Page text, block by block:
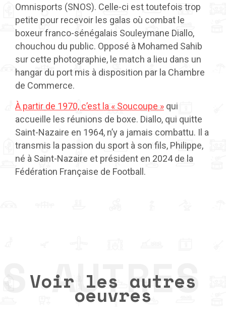
Omnisports (SNOS). Celle-ci est toutefois trop
petite pour recevoir les galas où combat le
boxeur franco-sénégalais Souleymane Diallo,
chouchou du public. Opposé à Mohamed Sahib
sur cette photographie, le match a lieu dans un
hangar du port mis à disposition par la Chambre
de Commerce.
À partir de 1970, c’est la « Soucoupe » qui
accueille les réunions de boxe. Diallo, qui quitte
Saint-Nazaire en 1964, n’y a jamais combattu. Il a
transmis la passion du sport à son fils, Philippe,
né à Saint-Nazaire et président en 2024 de la
Fédération Française de Football.
Voir les autres
oeuvres